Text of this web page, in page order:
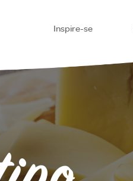
Inspire-se